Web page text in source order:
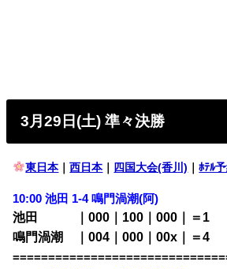
3月29日(土) 準々決勝
東日本｜西日本｜ 四国大会(香川) ｜ﾎﾃﾙ
10:00池田 1-4 鳴門渦潮(阿)
池田 ｜000｜100｜000｜＝1
鳴門渦潮 ｜004｜000｜00x｜＝4